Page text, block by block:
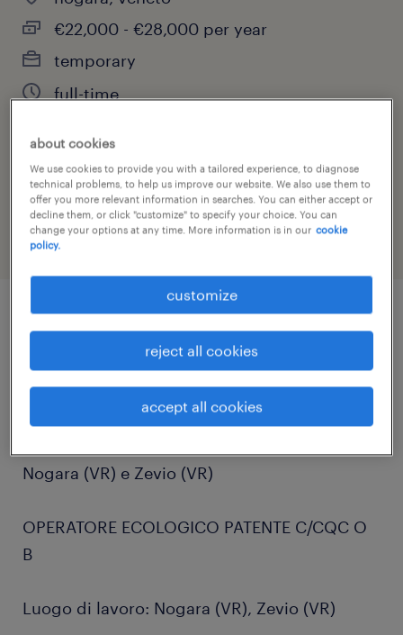
€22,000 - €28,000 per year
temporary
full-time
job category
warehousing & distribution
job details
Randstad Italia, filiale di Verona, cerca risorse
da inserire in qualità di Operatore Ecologico
Nogara (VR) e Zevio (VR)
OPERATORE ECOLOGICO PATENTE C/CQC O
B
Luogo di lavoro: Nogara (VR), Zevio (VR)
about cookies
We use cookies to provide you with a tailored experience, to diagnose
technical problems, to help us improve our website. We also use them to
offer you more relevant information in searches. You can either accept or
decline them, or click "customize" to specify your choice. You can
change your options at any time. More information is in our cookie
policy.
customize
reject all cookies
accept all cookies